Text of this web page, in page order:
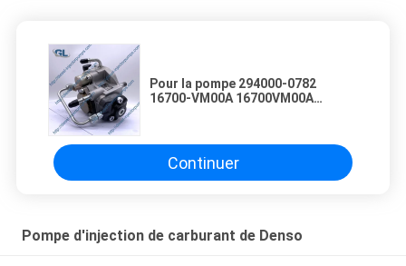
Pour la pompe 294000-0782
16700-VM00A 16700VM00A
Continuer
Pompe d'injection de carburant de Denso